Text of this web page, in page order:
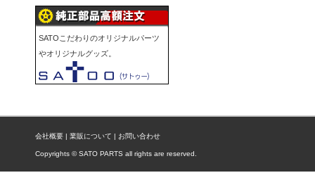
SATOこだわりのオリジナルパーツ
やオリジナルグッズ。
会社概要 | 業販について | お問い合わせ
Copyrights © SATO PARTS all rights are reserved.